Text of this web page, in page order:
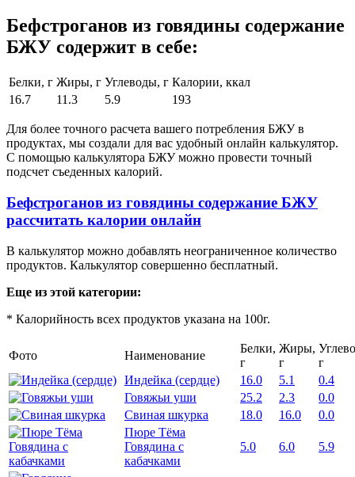
Бефстроганов из говядины содержание
БЖУ содержит в себе:
Белки, г Жиры, г Углеводы, г Калории, ккал
16.7
11.3 5.9 193
Для более точного расчета вашего потребления БЖУ в
продуктах, мы создали для вас удобный онлайн калькулятор.
С помощью калькулятора БЖУ можно провести точный
подсчет съеденных калорий.
Бефстроганов из говядины содержание БЖУ
рассчитать калории онлайн
В калькулятор можно добавлять неограниченное количество
продуктов. Калькулятор совершенно бесплатный.
Еще из этой категории:
* Калорийность всех продуктов указана на 100г.
Фото Наименование
Белки,
г
Жиры,
г
г
Индейка (сердце)
16.0 5.1
0.4
Говяжьи уши
25.2 2.3
0.0
Свиная шкурка
18.0 16.0
0.0
Пюре Тёма
Говядина с
кабачками
5.0 6.0 5.9